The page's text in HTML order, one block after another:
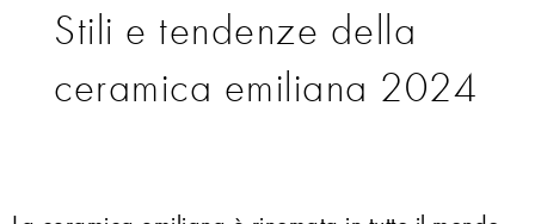
Stili e tendenze della
ceramica emiliana 2024